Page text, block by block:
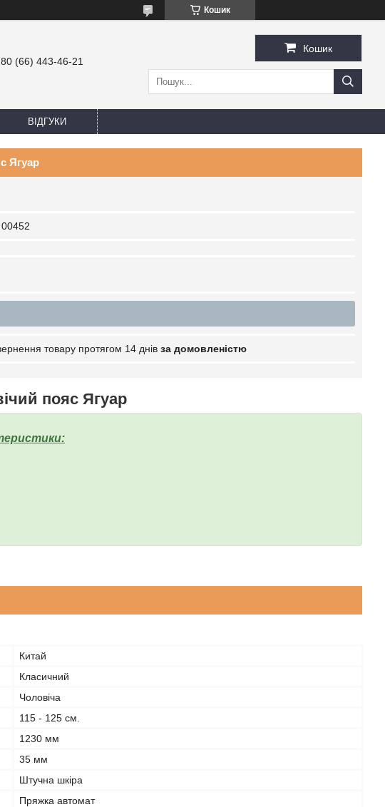
Кошик
(66) 443-46-21
Кошик
ВІДГУКИ
Ягуар
00452
товару протягом 14 днів за домовленістю
пояс Ягуар
Китай
Класичний
Чоловіча
115 - 125 см.
1230 мм
35 мм
Штучна шкіра
Пряжка автомат